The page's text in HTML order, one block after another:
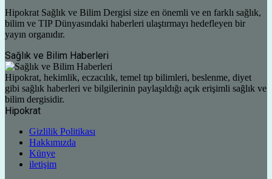
Hipokrat Sağlık ve Bilim Dergisi size en önemli ve en farklı sağlık,
bilim ve TIP Dünyasındaki haberleri ulaştırmayı hedefleyen bir
yayın organıdır.
Sağlık ve Bilim Haberleri
Hipokrat, hekimlik, eczacılık, temel tıp bilimleri, beslenme, diyet
gibi sağlık haberleri ve bilgilerinin paylaşıldığı açık erişimli sağlık ve
bilim dergisidir.
Hipokrat
Gizlilik Politikası
Hakkımızda
Künye
iletişim